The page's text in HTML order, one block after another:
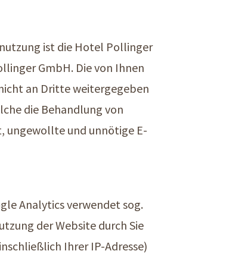
ist die Hotel Pollinger
GmbH. Die von Ihnen
an Dritte weitergegeben
die Behandlung von
ungewollte und unnötige E-
Analytics verwendet sog.
der Website durch Sie
Ihrer IP-Adresse)